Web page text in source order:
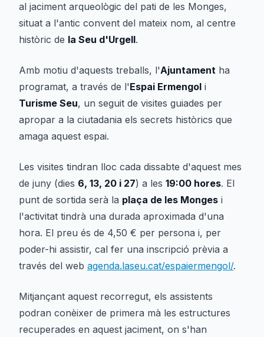
al jaciment arqueològic del pati de les Monges,
situat a l'antic convent del mateix nom, al centre
històric de la Seu d'Urgell.
Amb motiu d'aquests treballs, l'Ajuntament ha
programat, a través de l'Espai Ermengol i
Turisme Seu, un seguit de visites guiades per
apropar a la ciutadania els secrets històrics que
amaga aquest espai.
Les visites tindran lloc cada dissabte d'aquest mes
de juny (dies 6, 13, 20 i 27) a les 19:00 hores. El
punt de sortida serà la plaça de les Monges i
l'activitat tindrà una durada aproximada d'una
hora. El preu és de 4,50 € per persona i, per
poder-hi assistir, cal fer una inscripció prèvia a
través del web agenda.laseu.cat/espaiermengol/.
Mitjançant aquest recorregut, els assistents
podran conèixer de primera mà les estructures
recuperades en aquest jaciment, on s'han